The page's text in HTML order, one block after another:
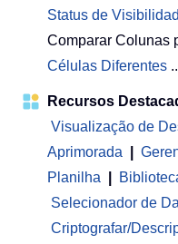
Status de
Comparar Colunas
Células Diferentes
Recursos
Visualização de
Aprimorada
Planilha
Selecionador de
Criptografar/